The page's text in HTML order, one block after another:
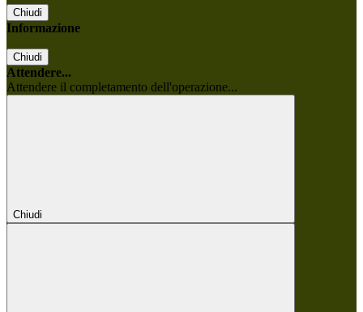
Chiudi
Informazione
Chiudi
Attendere...
Attendere il completamento dell'operazione...
Chiudi